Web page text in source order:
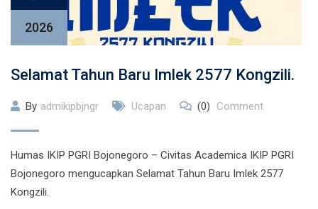
2026
Selamat Tahun Baru Imlek 2577 Kongzili.
By admikipbjngr Ucapan (0) Comment
Humas IKIP PGRI Bojonegoro – Civitas Academica IKIP PGRI
Bojonegoro mengucapkan Selamat Tahun Baru Imlek 2577
Kongzili.